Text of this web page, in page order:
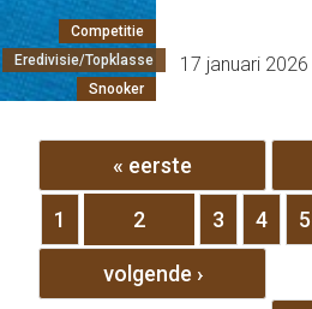
Competitie
Eredivisie/Topklasse
Snooker
17 januari
Pagina's
« eerste
1 2 3 4 5
volgende ›